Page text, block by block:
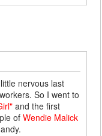
nervous last
So I went to
and the first
ofWendie Malick